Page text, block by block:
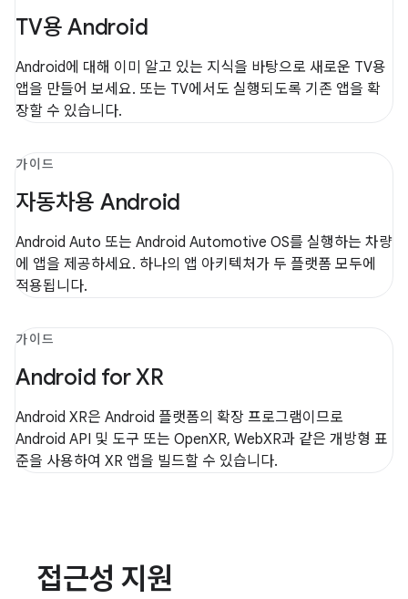
TV용 Android
Android에 대해 이미 알고 있는 지식을 바탕으로 새로운 TV용
앱을 만들어 보세요. 또는 TV에서도 실행되도록 기존 앱을 확
장할 수 있습니다.
가이드
자동차용 Android
Android Auto 또는 Android Automotive OS를 실행하는 차량
에 앱을 제공하세요. 하나의 앱 아키텍처가 두 플랫폼 모두에
적용됩니다.
가이드
Android for XR
Android XR은 Android 플랫폼의 확장 프로그램이므로
Android API 및 도구 또는 OpenXR, WebXR과 같은 개방형 표
준을 사용하여 XR 앱을 빌드할 수 있습니다.
접근성 지원